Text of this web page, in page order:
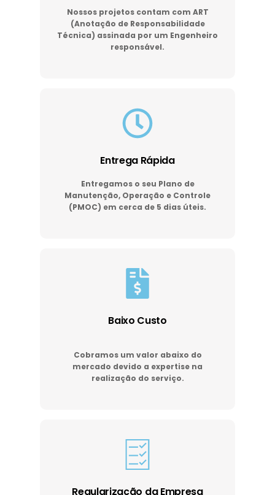
Nossos projetos contam com ART
(Anotação de Responsabilidade
Técnica) assinada por um Engenheiro
responsável.
Entrega Rápida
Entregamos o seu Plano de
Manutenção, Operação e Controle
(PMOC) em cerca de 5 dias úteis.
Baixo Custo
Cobramos um valor abaixo do
mercado devido a expertise na
realização do serviço.
Regularização da Empresa